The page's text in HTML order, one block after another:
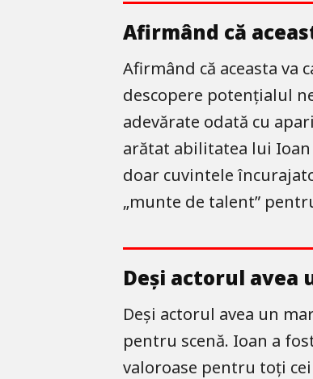
Afirmând că
Afirmând că aceasta va
descopere potențialul
adevărate odată cu
arătat abilitatea lui Ioan
doar cuvintele
„munte de talent”
Deși actorul avea
Deși actorul avea un
pentru scenă. Ioan a
valoroase pentru toți